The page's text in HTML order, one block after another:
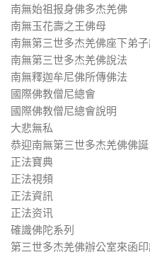
南無始祖报身佛多杰羌佛
南無玉花壽之王佛母
南無第三世多杰羌佛座下弟
南無第三世多杰羌佛說法
南無釋迦牟尼佛所傳佛法
國際佛教僧尼總會
國際佛教僧尼總會說明
大悲無私
恭迎南無第三世多杰羌佛佛誕
正法寶典
正法視頻
正法資訊
正法资讯
確識佛陀系列
第三世多杰羌佛辦公室來函